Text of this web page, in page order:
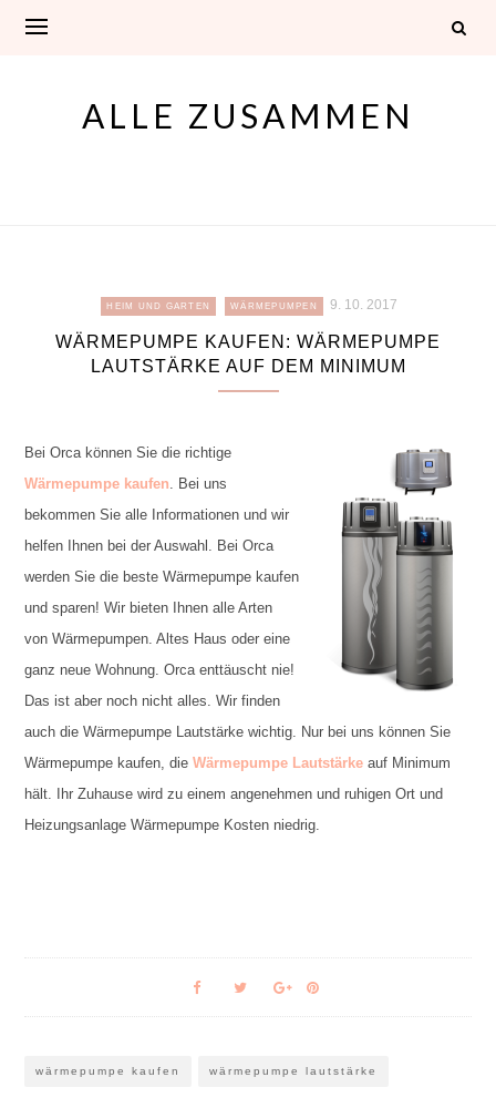
ALLE ZUSAMMEN
HEIM UND GARTEN WÄRMEPUMPEN 9. 10. 2017
WÄRMEPUMPE KAUFEN: WÄRMEPUMPE
LAUTSTÄRKE AUF DEM MINIMUM
Bei Orca können Sie die richtige
Wärmepumpe kaufen. Bei uns
bekommen Sie alle Informationen und wir
helfen Ihnen bei der Auswahl. Bei Orca
werden Sie die beste Wärmepumpe kaufen
und sparen! Wir bieten Ihnen alle Arten
von Wärmepumpen. Altes Haus oder eine
ganz neue Wohnung. Orca enttäuscht nie!
Das ist aber noch nicht alles. Wir finden
auch die Wärmepumpe Lautstärke wichtig. Nur bei uns können Sie
Wärmepumpe kaufen, die Wärmepumpe Lautstärkeauf Minimum
hält. Ihr Zuhause wird zu einem angenehmen und ruhigen Ort und
Heizungsanlage Wärmepumpe Kosten niedrig.
wärmepumpe kaufen wärmepumpe lautstärke